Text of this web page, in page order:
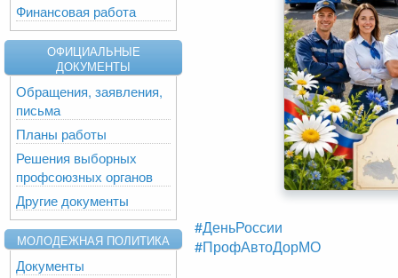
Финансовая работа
ОФИЦИАЛЬНЫЕ
ДОКУМЕНТЫ
Обращения, заявления,
письма
Планы работы
Решения выборных
профсоюзных органов
Другие документы
МОЛОДЕЖНАЯ ПОЛИТИКА
Документы
#ДеньРоссии
#ПрофАвтоДорМО